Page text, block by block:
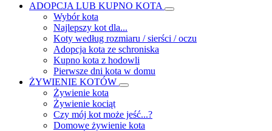
ADOPCJA LUB KUPNO KOTA
Wybór kota
Najlepszy kot dla...
Koty według rozmiaru / sierści / oczu
Adopcja kota ze schroniska
Kupno kota z hodowli
Pierwsze dni kota w domu
ŻYWIENIE KOTÓW
Żywienie kota
Żywienie kociąt
Czy mój kot może jeść...?
Domowe żywienie kota